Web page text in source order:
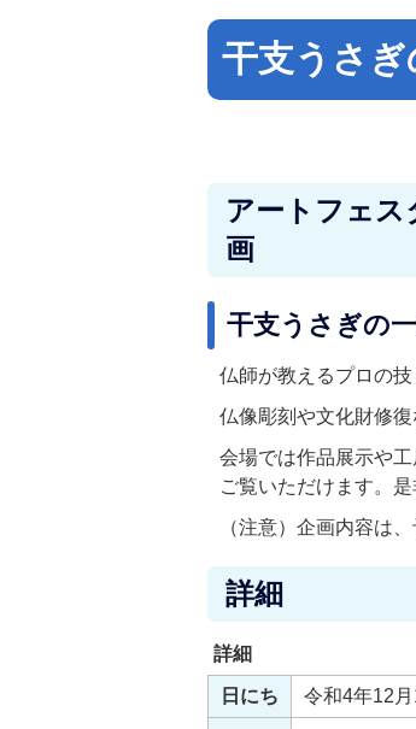
干支うさ
アートフェス
画
干支うさぎの
仏師が教えるプロの
仏像彫刻や文化財修
会場では作品展示や
ご覧いただけます。是
（注意）企画内容は
詳細
詳細
日にち 令和4年12月